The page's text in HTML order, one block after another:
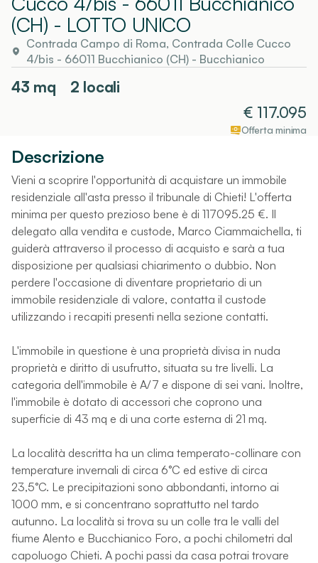
(CH) - LOTTO UNICO
Contrada Campo di Roma, Contrada Colle Cucco
4/bis - 66011 Bucchianico (CH) - Bucchianico
43 mq
2 locali
€ 117.095
Offerta minima
Descrizione
Vieni a scoprire l'opportunità di acquistare un immobile
residenziale all'asta presso il tribunale di Chieti! L'offerta
minima per questo prezioso bene è di 117095.25 €. Il
delegato alla vendita e custode, Marco Ciammaichella, ti
guiderà attraverso il processo di acquisto e sarà a tua
disposizione per qualsiasi chiarimento o dubbio. Non
perdere l'occasione di diventare proprietario di un
immobile residenziale di valore, contatta il custode
utilizzando i recapiti presenti nella sezione contatti.
L'immobile in questione è una proprietà divisa in nuda
proprietà e diritto di usufrutto, situata su tre livelli. La
categoria dell'immobile è A/7 e dispone di sei vani. Inoltre,
l'immobile è dotato di accessori che coprono una
superficie di 43 mq e di una corte esterna di 21 mq.
La località descritta ha un clima temperato-collinare con
temperature invernali di circa 6°C ed estive di circa
23,5°C. Le precipitazioni sono abbondanti, intorno ai
1000 mm, e si concentrano soprattutto nel tardo
autunno. La località si trova su un colle tra le valli del
fiume Alento e Bucchianico Foro, a pochi chilometri dal
capoluogo Chieti. A pochi passi da casa potrai trovare